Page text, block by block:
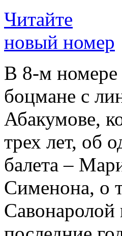
Читайте
новый номер
В 8-м номере
боцмане с
Абакумове,
трех лет, об
балета –
Сименона, о